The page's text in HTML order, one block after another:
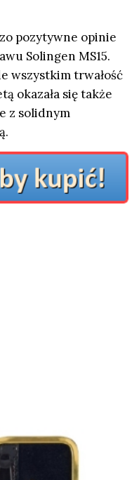
pozytywne opinie
Solingen MS15.
wszystkim trwałość
okazała się także
z solidnym